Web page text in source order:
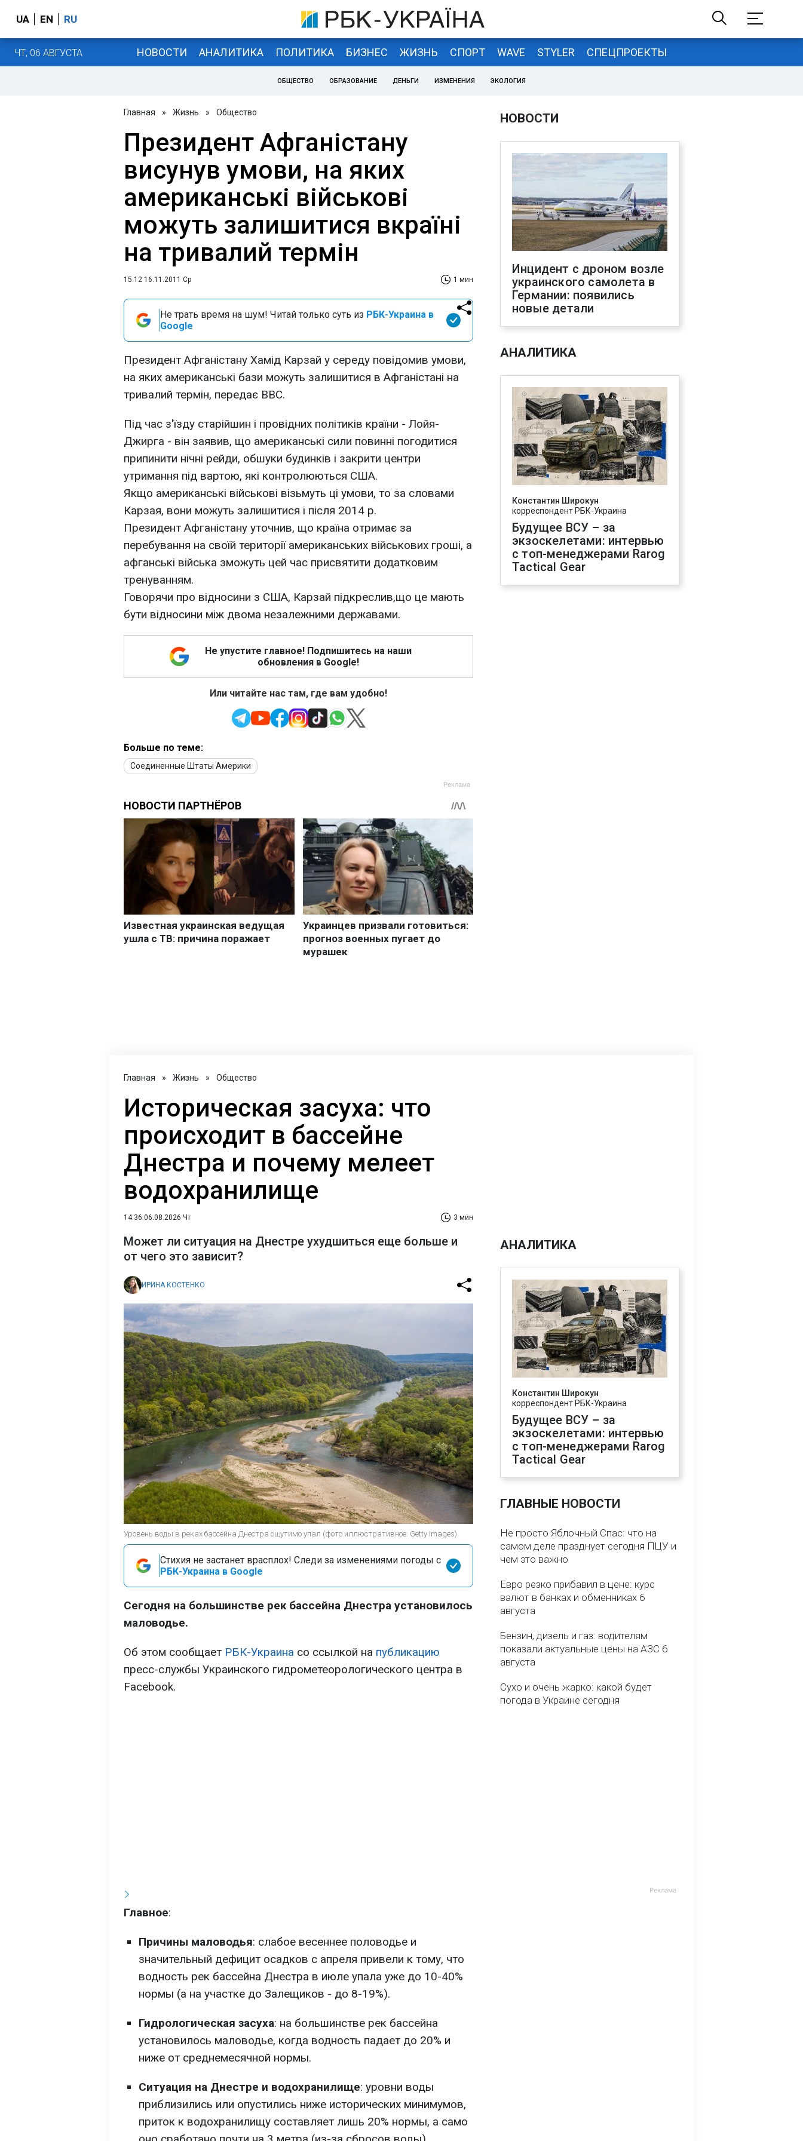
UA EN RU
ЧТ, 06 АВГУСТА НОВОСТИ АНАЛИТИКА ПОЛИТИКА БИЗНЕС ЖИЗНЬ СПОРТ WAVE STYLER СПЕЦПРОЕКТЫ
ОБЩЕСТВО ОБРАЗОВАНИЕ ДЕНЬГИ ИЗМЕНЕНИЯ ЭКОЛОГИЯ
Главная » Жизнь » Общество
Президент Афганістану
висунув умови, на яких
американські військові
можуть залишитися вкраїні
на тривалий термін
15:12 16.11.2011 Ср 1 мин
Не трать время на шум! Читай только суть из РБК-Украина в
Google
Президент Афганістану Хамід Карзай у середу повідомив умови,
на яких американські бази можуть залишитися в Афганістані на
тривалий термін, передає ВВС.
Під час з'їзду старійшин і провідних політиків країни - Лойя-
Джирга - він заявив, що американські сили повинні погодитися
припинити нічні рейди, обшуки будинків і закрити центри
утримання під вартою, які контролюються США.
Якщо американські військові візьмуть ці умови, то за словами
Карзая, вони можуть залишитися і після 2014 р.
Президент Афганістану уточнив, що країна отримає за
перебування на своїй території американських військових гроші, а
афганські війська зможуть цей час присвятити додатковим
тренуванням.
Говорячи про відносини з США, Карзай підкреслив,що це мають
бути відносини між двома незалежними державами.
Не упустите главное! Подпишитесь на наши
обновления в Google!
Или читайте нас там, где вам удобно!
Больше по теме:
Соединенные Штаты Америки
НОВОСТИ
Инцидент с дроном возле
украинского самолета в
Германии: появились
новые детали
АНАЛИТИКА
Константин Широкун
корреспондент РБК-Украина
Будущее ВСУ – за
экзоскелетами: интервью
с топ-менеджерами Rarog
Tactical Gear
Главная » Жизнь » Общество
Историческая засуха: что
происходит в бассейне
Днестра и почему мелеет
водохранилище
14:36 06.08.2026 Чт 3 мин
Может ли ситуация на Днестре ухудшиться еще больше и
от чего это зависит?
ИРИНА КОСТЕНКО
Уровень воды в реках бассейна Днестра ощутимо упал (фото иллюстративное: Getty Images)
Стихия не застанет врасплох! Следи за изменениями погоды с
РБК-Украина в Google
Сегодня на большинстве рек бассейна Днестра установилось
маловодье.
Об этом сообщает РБК-Украина со ссылкой на публикацию
пресс-службы Украинского гидрометеорологического центра в
Facebook.
Главное:
Причины маловодья: слабое весеннее половодье и
значительный дефицит осадков с апреля привели к тому, что
водность рек бассейна Днестра в июле упала уже до 10-40%
нормы (а на участке до Залещиков - до 8-19%).
Гидрологическая засуха: на большинстве рек бассейна
установилось маловодье, когда водность падает до 20% и
ниже от среднемесячной нормы.
Ситуация на Днестре и водохранилище: уровни воды
приблизились или опустились ниже исторических минимумов,
приток к водохранилищу составляет лишь 20% нормы, а само
АНАЛИТИКА
Константин Широкун
корреспондент РБК-Украина
Будущее ВСУ – за
экзоскелетами: интервью
с топ-менеджерами Rarog
Tactical Gear
ГЛАВНЫЕ НОВОСТИ
Не просто Яблочный Спас: что на
самом деле празднует сегодня ПЦУ и
чем это важно
Евро резко прибавил в цене: курс
валют в банках и обменниках 6
августа
Бензин, дизель и газ: водителям
показали актуальные цены на АЗС 6
августа
Сухо и очень жарко: какой будет
погода в Украине сегодня